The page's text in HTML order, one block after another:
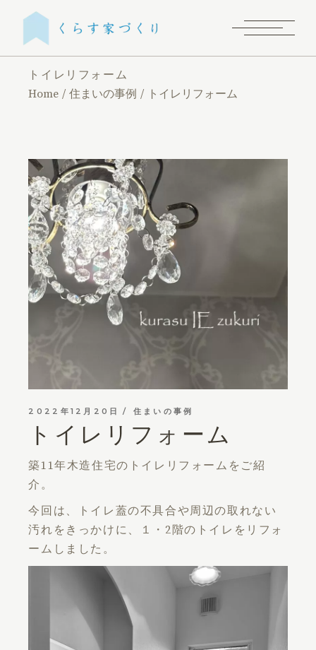
トイレリフォーム
Home
住まいの事例 トイレリフォーム
2022年12月20日 住まいの事例
トイレリフォーム
築11年木造住宅のトイレリフォームをご紹
介。
今回は、トイレ蓋の不具合や周辺の取れない
汚れをきっかけに、１・2階のトイレをリフォ
ームしました。